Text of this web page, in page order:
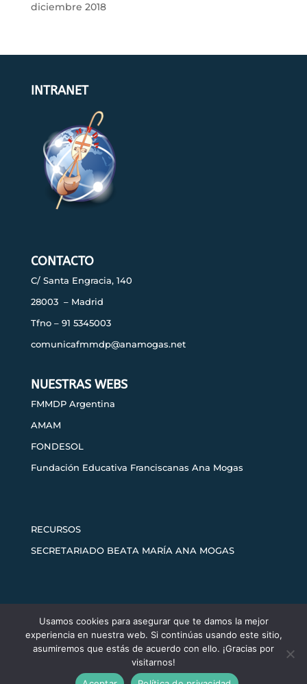
diciembre 2018
INTRANET
CONTACTO
C/ Santa Engracia, 140
28003 – Madrid
Tfno – 91 5345003
comunicafmmdp@anamogas.net
NUESTRAS WEBS
FMMDP Argentina
AMAM
FONDESOL
Fundación Educativa Franciscanas Ana Mogas
RECURSOS
SECRETARIADO BEATA MARÍA ANA MOGAS
Aviso legal
Política de privacidad
Política de cookies
Usamos cookies para asegurar que te damos la mejor
experiencia en nuestra web. Si continúas usando este sitio,
asumiremos que estás de acuerdo con ello. ¡Gracias por
visitarnos!